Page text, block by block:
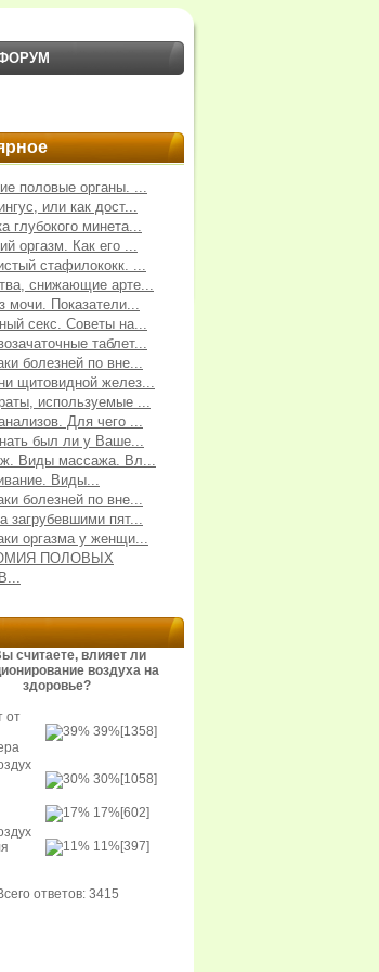
половые органы. ...
или как дост...
глубокого минета...
оргазм. Как его ...
стафилококк. ...
снижающие арте...
мочи. Показатели...
секс. Советы на...
таблет...
болезней по вне...
щитовидной желез...
используемые ...
Для чего ...
был ли у Ваше...
Виды массажа. Вл...
Виды...
болезней по вне...
загрубевшими пят...
оргазма у женщи...
ПОЛОВЫХ
считаете, влияет ли
воздуха на
здоровье?
от
39%[1358]
30%[1058]
17%[602]
11%[397]
ответов: 3415